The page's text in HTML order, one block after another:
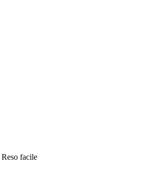
Reso facile